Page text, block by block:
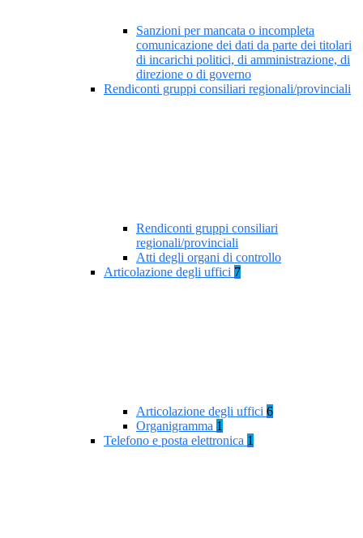
Sanzioni per mancata o incompleta
comunicazione dei dati da parte dei titolari
di incarichi politici, di amministrazione, di
direzione o di governo
Rendiconti gruppi consiliari regionali/provinciali
Rendiconti gruppi consiliari
regionali/provinciali
Atti degli organi di controllo
Articolazione degli uffici 7
Articolazione degli uffici 6
Organigramma 1
Telefono e posta elettronica 1